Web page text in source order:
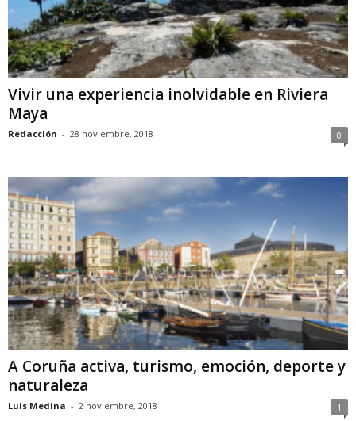
Vivir una experiencia inolvidable en Riviera
Maya
Redacción - 28 noviembre, 2018 0
A Coruña activa, turismo, emoción, deporte y
naturaleza
Luis Medina - 2 noviembre, 2018 1